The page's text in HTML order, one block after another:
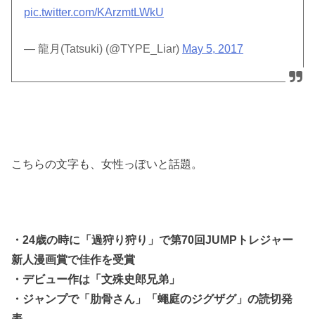
pic.twitter.com/KArzmtLWkU
— 龍月(Tatsuki) (@TYPE_Liar) May 5, 2017
こちらの文字も、女性っぽいと話題。
・24歳の時に「過狩り狩り」で第70回JUMPトレジャー
新人漫画賞で佳作を受賞
・デビュー作は「文殊史郎兄弟」
・ジャンプで「肋骨さん」「蠅庭のジグザグ」の読切発